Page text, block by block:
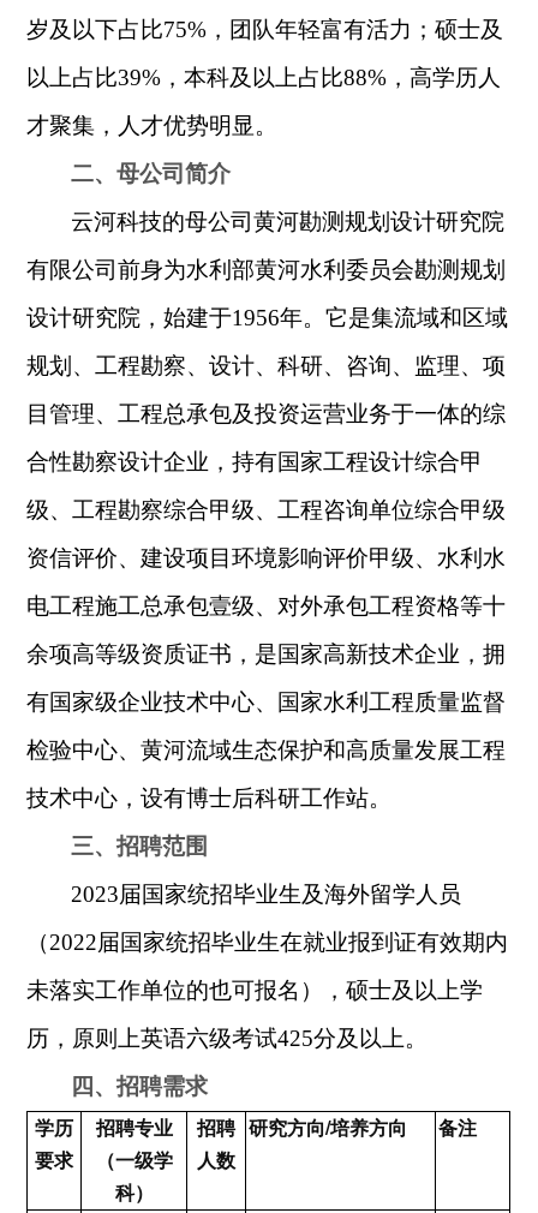
岁及以下占比75% ，团队年轻富有活力；硕士及
以上占比39% ，本科及以上占比88% ，高学历人
才聚集，人才优势明显。
二、母公司简介
云河科技的母公司黄河勘测规划设计研究院
有限公司前身为水利部黄河水利委员会勘测规划
设计研究院，始建于1956年。它是集流域和区域
规划、工程勘察、设计、科研、咨询、监理、项
目管理、工程总承包及投资运营业务于一体的综
合性勘察设计企业，持有国家工程设计综合甲
级、工程勘察综合甲级、工程咨询单位综合甲级
资信评价、建设项目环境影响评价甲级、水利水
电工程施工总承包壹级、对外承包工程资格等十
余项高等级资质证书，是国家高新技术企业，拥
有国家级企业技术中心、国家水利工程质量监督
检验中心、黄河流域生态保护和高质量发展工程
技术中心，设有博士后科研工作站。
三、招聘范围
2023届国家统招毕业生及海外留学人员
（2022届国家统招毕业生在就业报到证有效期内
未落实工作单位的也可报名），硕士及以上学
历，原则上英语六级考试425分及以上。
四、招聘需求
学历
要求
招聘专业
（一级学
科）
招聘
人数
研究方向/培养方向 备注